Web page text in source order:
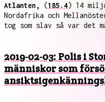
Atlanten,
(185.4) 14
Nordafrika och
tog som slav så var det
2019-02-03: Polis i
människor som